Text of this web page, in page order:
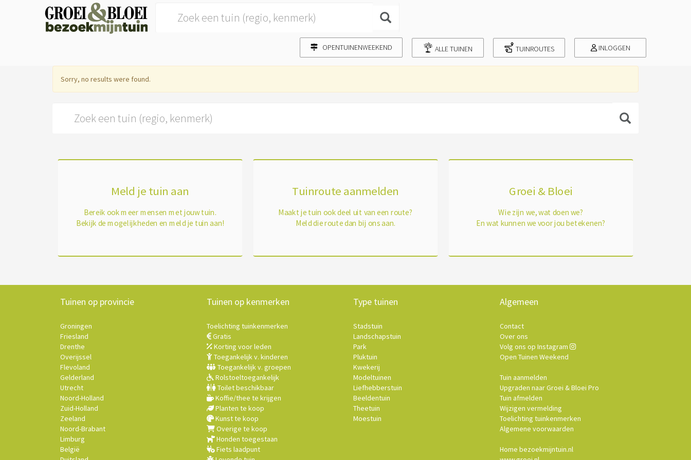
OPENTUINENWEEKEND ALLE TUINEN TUINROUTES INLOGGEN
Sorry, no results were found.
Meld je tuin aan
Bereik ook meer mensen met jouw tuin.
Bekijk de mogelijkheden en meld je tuin aan!
Tuinroute aanmelden
Maakt je tuin ook deel uit van een route?
Meld die route dan bij ons aan.
Groei & Bloei
Wie zijn we, wat doen we?
En wat kunnen we voor jou betekenen?
Tuinen op provincie
Groningen
Friesland
Drenthe
Overijssel
Flevoland
Gelderland
Utrecht
Noord-Holland
Zuid-Holland
Zeeland
Noord-Brabant
Limburg
België
Tuinen op kenmerken
Toelichting tuinkenmerken
Gratis
Korting voor leden
Toegankelijk v. kinderen
Toegankelijk v. groepen
Rolstoeltoegankelijk
Toilet beschikbaar
Koffie/thee te krijgen
Planten te koop
Kunst te koop
Overige te koop
Honden toegestaan
Fiets laadpunt
Type tuinen
Stadstuin
Landschapstuin
Park
Pluktuin
Kwekerij
Modeltuinen
Liefhebberstuin
Beeldentuin
Theetuin
Moestuin
Algemeen
Contact
Over ons
Volg ons op Instagram
Open Tuinen Weekend
Tuin aanmelden
Upgraden naar Groei & Bloei Pro
Tuin afmelden
Wijzigen vermelding
Toelichting tuinkenmerken
Algemene voorwaarden
Home bezoekmijntuin.nl